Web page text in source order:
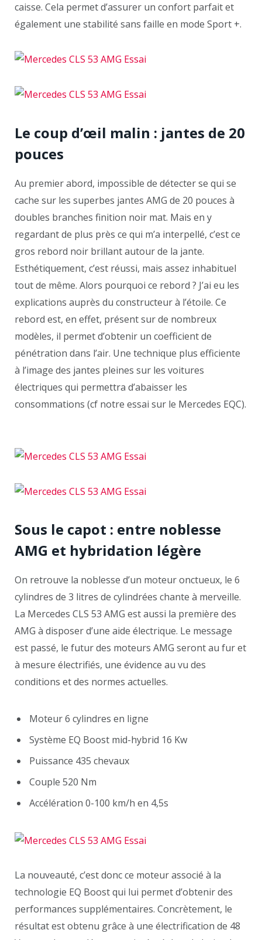
caisse. Cela permet d’assurer un confort parfait et
également une stabilité sans faille en mode Sport +.
Le coup d’œil malin : jantes de 20
pouces
Au premier abord, impossible de détecter se qui se
cache sur les superbes jantes AMG de 20 pouces à
doubles branches finition noir mat. Mais en y
regardant de plus près ce qui m’a interpellé, c’est ce
gros rebord noir brillant autour de la jante.
Esthétiquement, c’est réussi, mais assez inhabituel
tout de même. Alors pourquoi ce rebord ? J’ai eu les
explications auprès du constructeur à l’étoile. Ce
rebord est, en effet, présent sur de nombreux
modèles, il permet d’obtenir un coefficient de
pénétration dans l’air. Une technique plus efficiente
à l’image des jantes pleines sur les voitures
électriques qui permettra d’abaisser les
consommations (cf notre essai sur le Mercedes EQC).
Sous le capot : entre noblesse
AMG et hybridation légère
On retrouve la noblesse d’un moteur onctueux, le 6
cylindres de 3 litres de cylindrées chante à merveille.
La Mercedes CLS 53 AMG est aussi la première des
AMG à disposer d’une aide électrique. Le message
est passé, le futur des moteurs AMG seront au fur et
à mesure électrifiés, une évidence au vu des
conditions et des normes actuelles.
Moteur 6 cylindres en ligne
Système EQ Boost mid-hybrid 16 Kw
Puissance 435 chevaux
Couple 520 Nm
Accélération 0-100 km/h en 4,5s
La nouveauté, c’est donc ce moteur associé à la
technologie EQ Boost qui lui permet d’obtenir des
performances supplémentaires. Concrètement, le
résultat est obtenu grâce à une électrification de 48